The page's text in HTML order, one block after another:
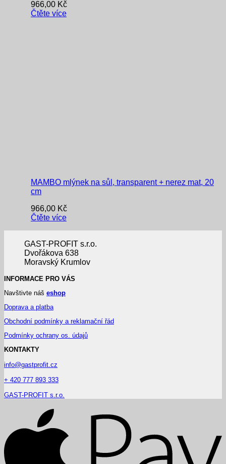
966,00 Kč
Čtěte více
MAMBO mlýnek na sůl, transparent + nerez mat, 20
cm
966,00 Kč
Čtěte více
GAST-PROFIT s.r.o.
Dvořákova 638
Moravský Krumlov
INFORMACE PRO VÁS
Navštivte náš eshop
Doprava a platba
Obchodní podmínky a reklamační řád
Podmínky ochrany os. údajů
KONTAKTY
info@gastprofit.cz
+ 420 777 893 333
GAST-PROFIT s.r.o.